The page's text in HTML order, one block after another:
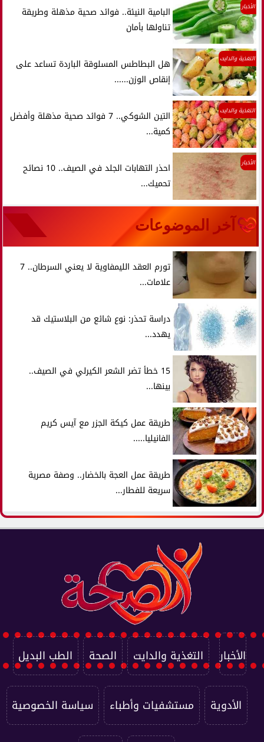
الأخبار
البامية النيئة.. فوائد صحية مذهلة وطريقة
تناولها بأمان
التغذية والدايت
هل البطاطس المسلوقة الباردة تساعد على
إنقاص الوزن......
التغذية والدايت
التين الشوكي.. 7 فوائد صحية مذهلة وأفضل
كمية...
الأخبار
احذر التهابات الجلد في الصيف.. 10 نصائح
تحميك...
آخر الموضوعات
تورم العقد الليمفاوية لا يعني السرطان.. 7
علامات...
دراسة تحذر: نوع شائع من البلاستيك قد
يهدد...
15 خطأ تضر الشعر الكيرلي في الصيف..
بينها...
طريقة عمل كيكة الجزر مع آيس كريم
الفانيليا.....
طريقة عمل العجة بالخضار.. وصفة مصرية
سريعة للفطار...
الأخبار التغذية والدايت الصحة الطب البديل
الأدوية مستشفيات وأطباء سياسة الخصوصية